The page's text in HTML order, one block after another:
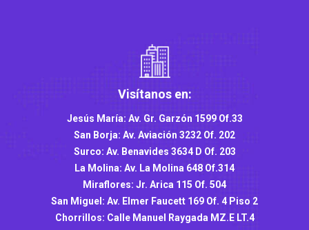
Visítanos en:
Jesús María: Av. Gr. Garzón 1599 Of.33
San Borja: Av. Aviación 3232 Of. 202
Surco: Av. Benavides 3634 D Of. 203
La Molina: Av. La Molina 648 Of.314
Miraflores: Jr. Arica 115 Of. 504
San Miguel: Av. Elmer Faucett 169 Of. 4 Piso 2
Chorrillos: Calle Manuel Raygada MZ.E LT.4